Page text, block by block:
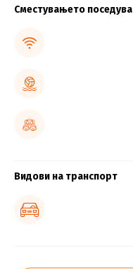
Сместувањето поседува
Видови на транспорт